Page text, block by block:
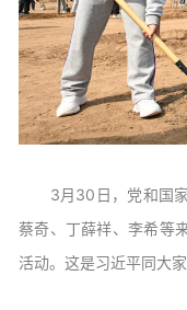
3月30日，党和国家
蔡奇、丁薛祥、李希等
活动。这是习近平同大家